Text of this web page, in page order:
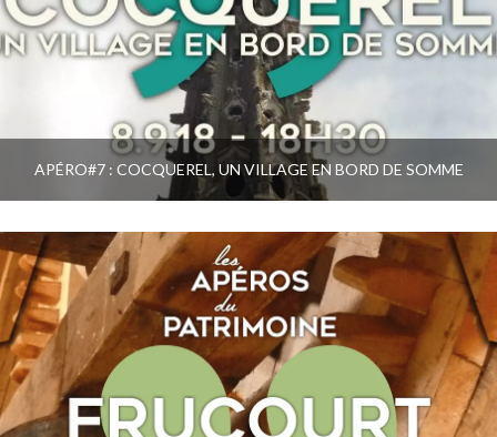
APÉRO#7 : COCQUEREL, UN VILLAGE EN BORD DE SOMME